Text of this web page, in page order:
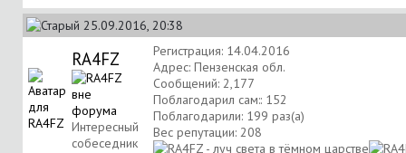
25.09.2016, 20:38
RA4FZ
Интересный
собеседник
Регистрация: 14.04.2016
Адрес: Пензенская обл.
Сообщений: 2,177
Поблагодарил сам:: 152
Поблагодарили: 199 раз(а)
Вес репутации: 208